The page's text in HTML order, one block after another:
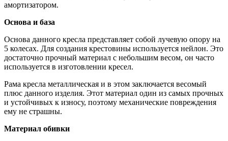
амортизатором.
Основа и база
Основа данного кресла представляет собой лучевую опору на
5 колесах. Для создания крестовины используется нейлон. Это
достаточно прочный материал с небольшим весом, он часто
используется в изготовлении кресел.
Рама кресла металлическая и в этом заключается весомый
плюс данного изделия. Этот материал один из самых прочных
и устойчивых к износу, поэтому механические повреждения
ему не страшны.
Материал обивки